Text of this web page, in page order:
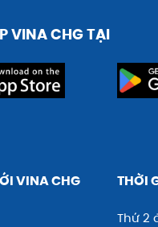
VINA CHG TẠI
VINA CHG
THỜI
Thứ 2